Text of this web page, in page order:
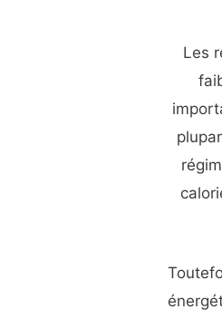
Les